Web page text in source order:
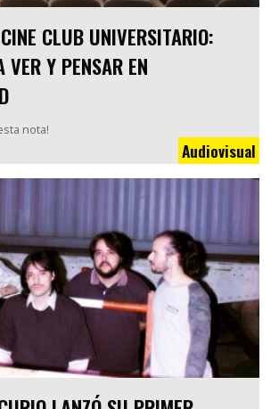
CLUB UNIVERSITARIO:
VER Y PENSAR EN
nota!
Audiovisual